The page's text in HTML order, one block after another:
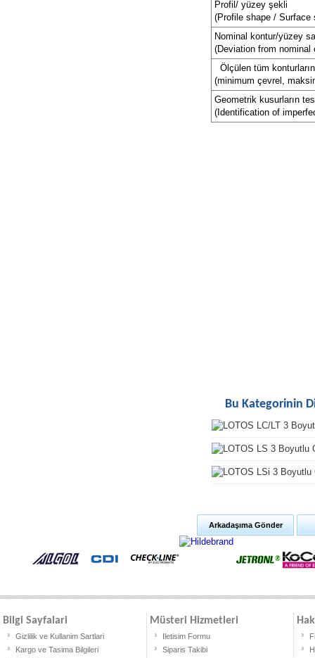
Profil/ yüzey şekli
(Profile shape / Surface
Nominal kontur/yüzey
(Deviation from nominal
Ölçülen tüm
(minimum çevrel,
Geometrik kusurların
(Identification of
Bu Kategorinin
Arkadaşıma Gönder
Bilgi Sayfalari
Gizlilik ve Kullanim Sartlari
Kargo ve Tasima Bilgileri
Müsteri Hizmetleri
Iletisim Formu
Siparis Takibi